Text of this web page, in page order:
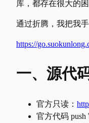
库，都存在很大的
通过折腾，我把我
https://
一、源代
官方只读：
官方代码 push